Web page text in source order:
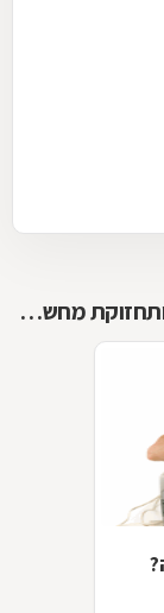
רוצה לדעת יותר על שירותי תמיכה, תיקון ותחזוקת מחשבים ?